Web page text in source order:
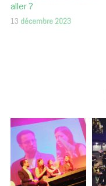
aller ?
13 décembre 2023